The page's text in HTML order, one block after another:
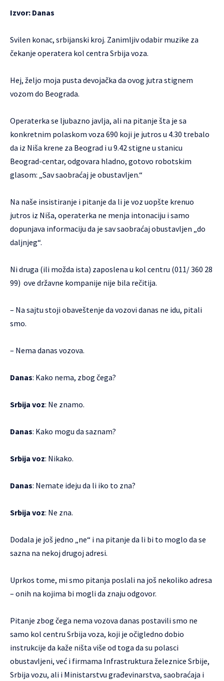
Izvor: Danas
Svilen konac, srbijanski kroj. Zanimljiv odabir muzike za
čekanje operatera kol centra Srbija voza.
Hej, željo moja pusta devojačka da ovog jutra stignem
vozom do Beograda.
Operaterka se ljubazno javlja, ali na pitanje šta je sa
konkretnim polaskom voza 690 koji je jutros u 4.30 trebalo
da iz Niša krene za Beograd i u 9.42 stigne u stanicu
Beograd-centar, odgovara hladno, gotovo robotskim
glasom: „Sav saobraćaj je obustavljen.“
Na naše insistiranje i pitanje da li je voz uopšte krenuo
jutros iz Niša, operaterka ne menja intonaciju i samo
dopunjava informaciju da je sav saobraćaj obustavljen „do
daljnjeg“.
Ni druga (ili možda ista) zaposlena u kol centru (011/ 360 28
99) ove državne kompanije nije bila rečitija.
– Na sajtu stoji obaveštenje da vozovi danas ne idu, pitali
smo.
– Nema danas vozova.
Danas: Kako nema, zbog čega?
Srbija voz: Ne znamo.
Danas: Kako mogu da saznam?
Srbija voz: Nikako.
Danas: Nemate ideju da li iko to zna?
Srbija voz: Ne zna.
Dodala je još jedno „ne“ i na pitanje da li bi to moglo da se
sazna na nekoj drugoj adresi.
Uprkos tome, mi smo pitanja poslali na još nekoliko adresa
– onih na kojima bi mogli da znaju odgovor.
Pitanje zbog čega nema vozova danas postavili smo ne
samo kol centru Srbija voza, koji je očigledno dobio
instrukcije da kaže ništa više od toga da su polasci
obustavljeni, već i firmama Infrastruktura železnice Srbije,
Srbija vozu, ali i Ministarstvu građevinarstva, saobraćaja i